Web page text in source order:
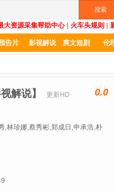
大资源采集帮助中心| 火车头规则 |
告片 影视解说 爽文短剧 伦
解说】 更新HD 0.0
,林珍娜,蔡秀彬,郑成日,申承浩,朴